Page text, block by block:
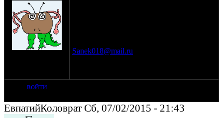
Sanek018@mail.ru
войти
ЕвпатийКоловрат Сб, 07/02/2015 - 21:43